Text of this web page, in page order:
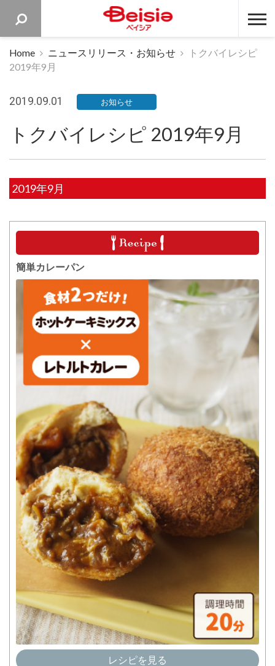
ベイシア
Home ニュースリリース・お知らせ
トクバイレシピ
2019年9月
2019.09.01 お知らせ
トクバイレシピ 2019年9月
2019年9月
簡単カレーパン
レシピを見る